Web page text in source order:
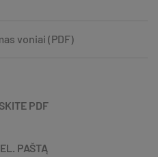
voniai (PDF)
PDF
PAŠTĄ